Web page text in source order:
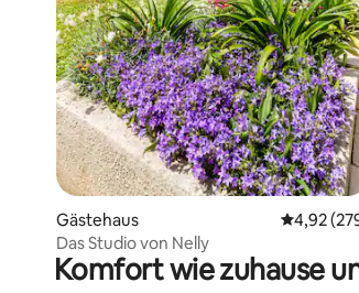
Gästehaus
4,92
Das Studio von Nelly
Komfort wie zuhause